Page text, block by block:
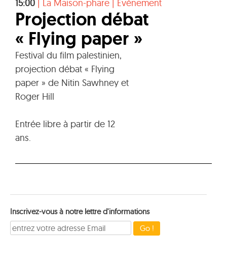
15:00 | La Maison-phare | Evénement
Projection débat
« Flying paper »
Festival du film palestinien,
projection débat « Flying
paper » de Nitin Sawhney et
Roger Hill
Entrée libre à partir de 12
ans.
Inscrivez-vous à notre lettre d'informations